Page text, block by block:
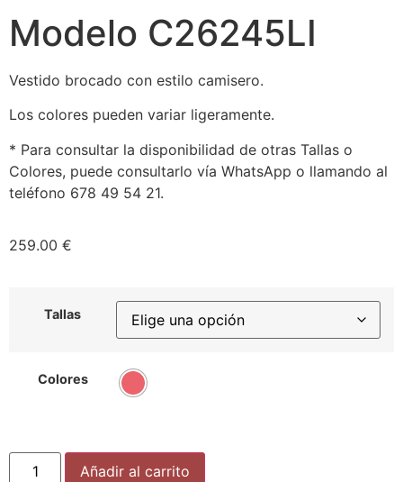
Modelo C26245LI
Vestido brocado con estilo camisero.
Los colores pueden variar ligeramente.
* Para consultar la disponibilidad de otras Tallas o
Colores, puede consultarlo vía WhatsApp o llamando al
teléfono 678 49 54 21.
259.00 €
Tallas
Colores
Añadir al carrito